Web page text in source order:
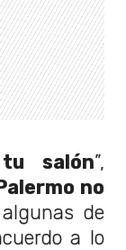
salón”,
no
de
a lo